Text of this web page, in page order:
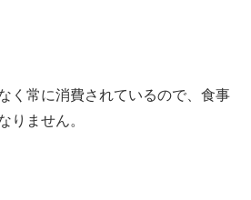
く常に消費されているので、食事
りません。